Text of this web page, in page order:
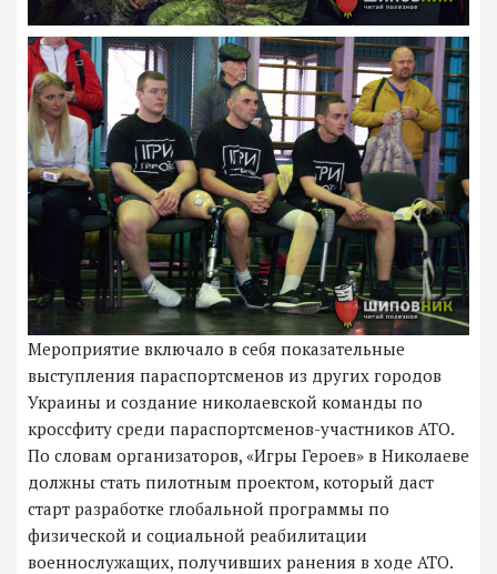
Мероприятие включало в себя показательные
выступления параспортсменов из других городов
Украины и создание николаевской команды по
кроссфиту среди параспортсменов-участников АТО.
По словам организаторов, «Игры Героев» в Николаеве
должны стать пилотным проектом, который даст
старт разработке глобальной программы по
физической и социальной реабилитации
военнослужащих, получивших ранения в ходе АТО.